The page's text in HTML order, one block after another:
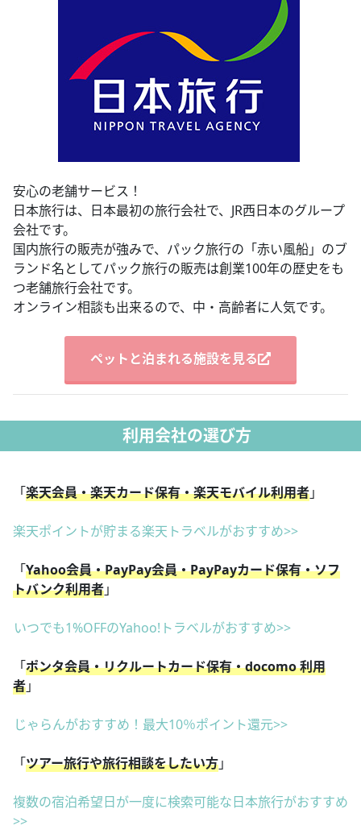
安心の老舗サービス！
日本旅行は、日本最初の旅行会社で、JR西日本のグループ
会社です。
国内旅行の販売が強みで、パック旅行の「赤い風船」のブ
ランド名としてパック旅行の販売は創業100年の歴史をも
つ老舗旅行会社です。
オンライン相談も出来るので、中・高齢者に人気です。
ペットと泊まれる施設を見る
利用会社の選び方
「楽天会員・楽天カード保有・楽天モバイル利用者」
楽天ポイントが貯まる楽天トラベルがおすすめ>>
「Yahoo会員・PayPay会員・PayPayカード保有・ソフ
トバンク利用者」
いつでも1%OFFのYahoo!トラベルがおすすめ>>
「ポンタ会員・リクルートカード保有・docomo 利用
者」
じゃらんがおすすめ！最大10％ポイント還元>>
「ツアー旅行や旅行相談をしたい方」
複数の宿泊希望日が一度に検索可能な日本旅行がおすすめ
>>